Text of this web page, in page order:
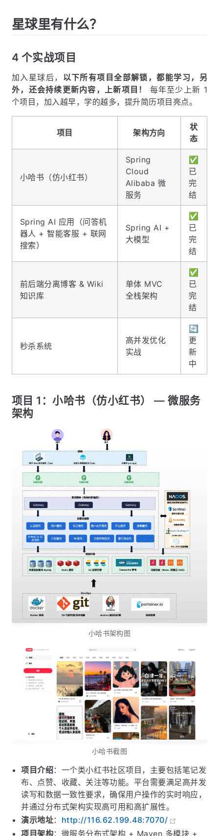
星球里有什么？
4 个实战项目
加入星球后， 以下所有项目全部解锁，都能学习，另
外，还会持续更新内容，上新项目！
每年至少上新 1
个项目，加入越早，学的越多，提升简历项目亮点。
项目 架构方向
状
态
小哈书（仿小红书）
Spring
Cloud
Alibaba 微
服务
✅
已
完
结
Spring AI 应用（问答机
器人 + 智能客服 + 联网
搜索）
Spring AI +
大模型
✅
已
完
结
前后端分离博客 & Wiki
知识库
单体 MVC
全栈架构
✅
已
完
结
秒杀系统
高并发优化
实战
🔄
更
新
中
项目 1：小哈书（仿小红书） — 微服务
架构
小哈书架构图
小哈书截图
项目介绍：一个类小红书社区项目，主要包括笔记发
布、点赞、收藏、关注等功能。平台需要满足高并发
读写和数据一致性要求，确保用户操作的实时响应，
并通过分布式架构实现高可用和高扩展性。
演示地址： http://116.62.199.48:7070/
项目架构：微服务分布式架构 + Maven 多模块 +